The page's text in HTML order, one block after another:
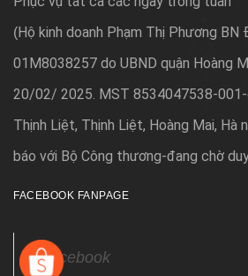
(Hộ kinh doanh Phạm Thị Phương BN
01M8038257 do UBND quận Hoàng
20/02/ 2025. MST 8534047538-
Thịnh Liệt, Thịnh Liệt, Hoàng Mai, Hà
báo với Bộ Công thương-đang chờ
FACEBOOK FANPAGE
Facebook